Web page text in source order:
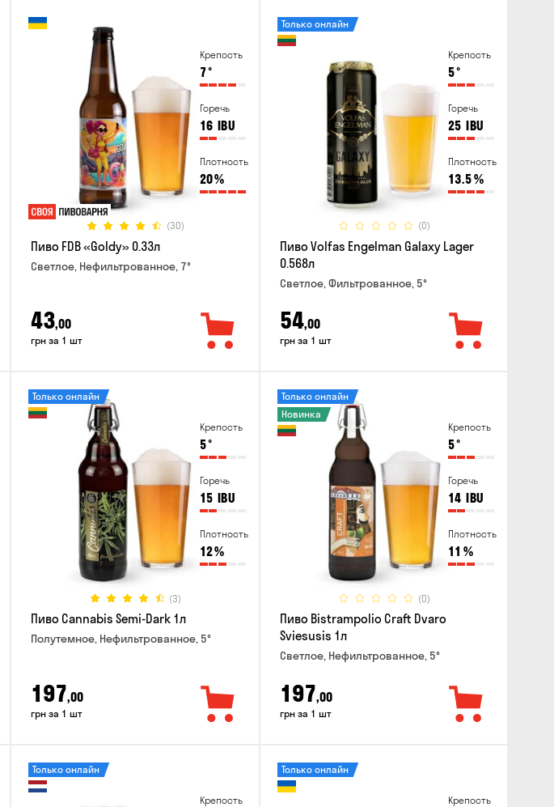
Крепость
7°
Горечь
16 IBU
Плотность
20%
(30)
Пиво FDB «Goldy» 0.33л
Светлое, Нефильтрованное, 7°
43,00
грн за 1 шт
Крепость
5°
Горечь
25 IBU
Плотность
13.5%
(0)
Только онлайн
Пиво Volfas Engelman Galaxy Lager
0.568л
Светлое, Фильтрованное, 5°
54,00
грн за 1 шт
Крепость
5°
Горечь
15 IBU
Плотность
12%
(3)
Только онлайн
Пиво Cannabis Semi-Dark 1л
Полутемное, Нефильтрованное, 5°
197,00
грн за 1 шт
Крепость
5°
Горечь
14 IBU
Плотность
11 %
(0)
Только онлайн
Новинка
Пиво Bistrampolio Craft Dvaro
Sviesusis 1л
Светлое, Нефильтрованное, 5°
197,00
грн за 1 шт
Крепость
Только онлайн
Крепость
Только онлайн